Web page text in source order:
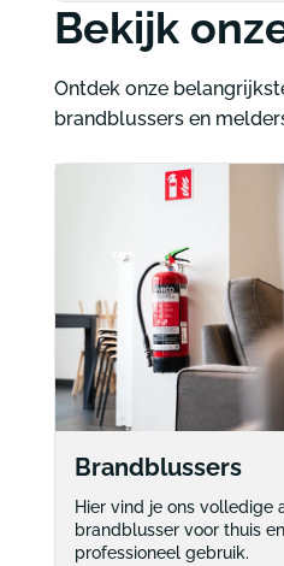
Bekijk
Ontdek onze
brandblussers en
Brandblussers
Hier vind je ons volledige
brandblusser voor thuis en
professioneel gebruik.